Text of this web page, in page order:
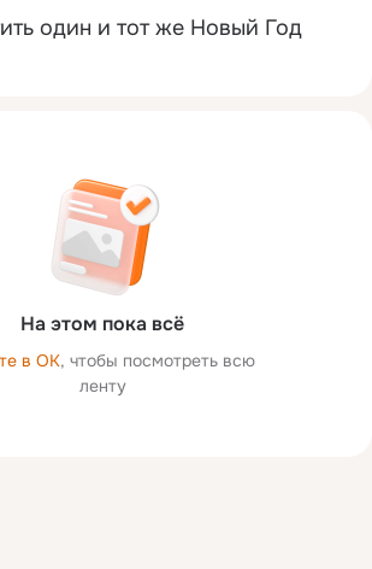
один и тот же Новый Год
На этом пока всё
в ОК, чтобы посмотреть всю
ленту